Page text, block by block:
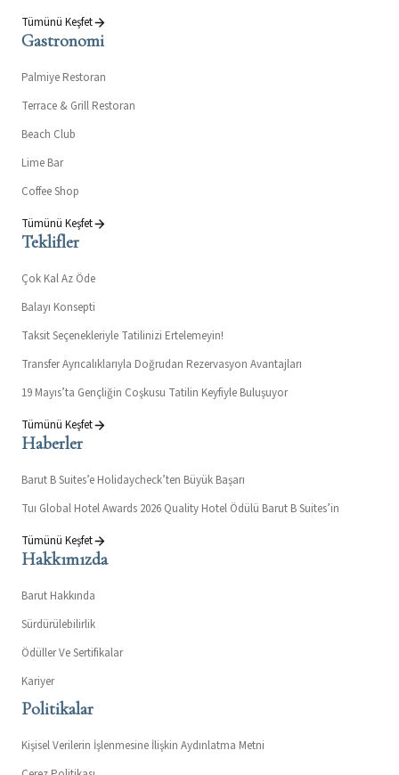
Tümünü Keşfet
Gastronomi
Palmiye Restoran
Terrace & Grill Restoran
Beach Club
Lime Bar
Coffee Shop
Tümünü Keşfet
Teklifler
Çok Kal Az Öde
Balayı Konsepti
Taksit Seçenekleriyle Tatilinizi Ertelemeyin!
Transfer Ayrıcalıklarıyla Doğrudan Rezervasyon Avantajları
19 Mayıs’ta Gençliğin Coşkusu Tatilin Keyfiyle Buluşuyor
Tümünü Keşfet
Haberler
Barut B Suites’e Holidaycheck’ten Büyük Başarı
Tuı Global Hotel Awards 2026 Quality Hotel Ödülü Barut B Suites’in
Tümünü Keşfet
Hakkımızda
Barut Hakkında
Sürdürülebilirlik
Ödüller Ve Sertifikalar
Kariyer
Politikalar
Kişisel Verilerin İşlenmesine İlişkin Aydınlatma Metni